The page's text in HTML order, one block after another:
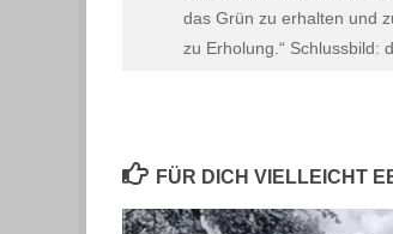
das Grün zu erhalten und
zu Erholung.“ Schlussbild:
FÜR DICH VIELLEICHT